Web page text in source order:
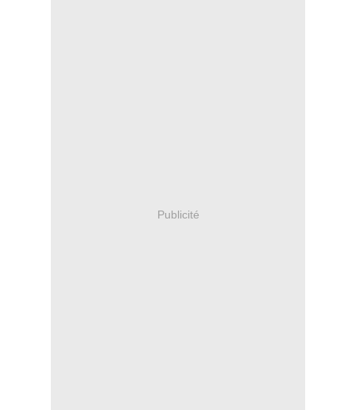
Publicité